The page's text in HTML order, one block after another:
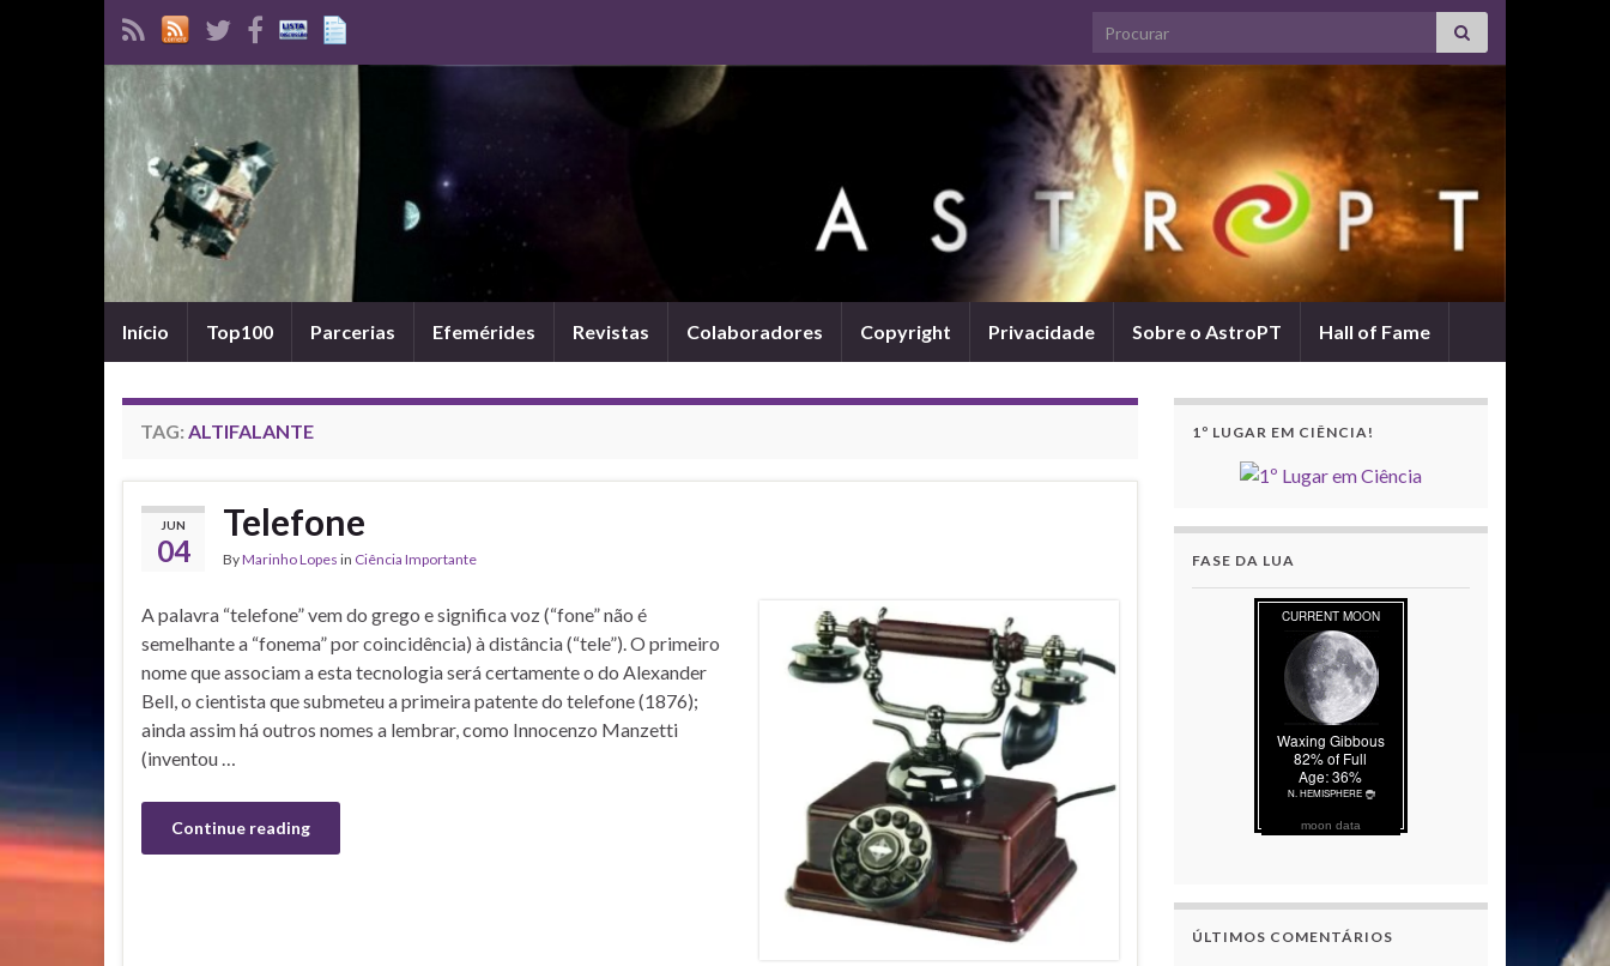
Search for:
Início Top100 Parcerias Efemérides Revistas Colaboradores Copyright Privacidade Sobre o AstroPT Hall of Fame
TAG: ALTIFALANTE
JUN
04
Telefone
ByMarinho Lopes in Ciência Importante
A palavra “telefone” vem do grego e significa voz (“fone” não é
semelhante a “fonema” por coincidência) à distância (“tele”). O primeiro
nome que associam a esta tecnologia será certamente o do Alexander
Bell, o cientista que submeteu a primeira patente do telefone (1876);
ainda assim há outros nomes a lembrar, como Innocenzo Manzetti
(inventou …
Continue reading
1º LUGAR EM CIÊNCIA!
FASE DA LUA
moon data
ÚLTIMOS COMENTÁRIOS